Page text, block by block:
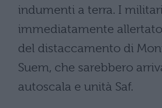
indumenti a terra. I
immediatamente
del distaccamento di
Suem, che sarebbero
autoscala e unità Saf.